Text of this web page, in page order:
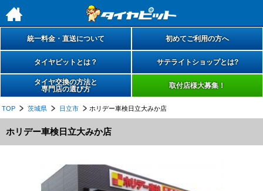
h
統一料金・直送について 初めてご利用の方へ
タイヤピットとは？ サテライトショップとは?
タイヤ交換の方法と
専門店の選び方
取付店様大募集！
TOP 茨城県 日立市 ホリデー車検日立大みか店
ホリデー車検日立大みか店